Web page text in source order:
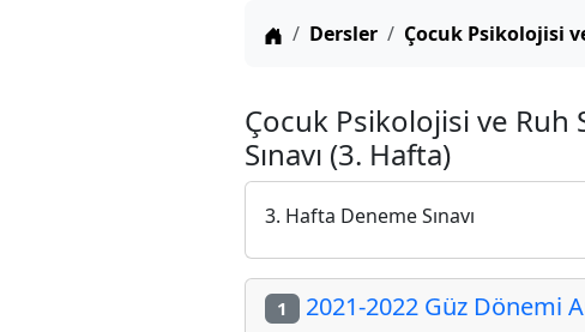
Anasayfa
Dersler Çocuk Psikolojisi
Çocuk Psikolojisi ve Ruh
Sınavı (3. Hafta)
3. Hafta Deneme Sınavı
1 2021-2022 Güz Dönemi